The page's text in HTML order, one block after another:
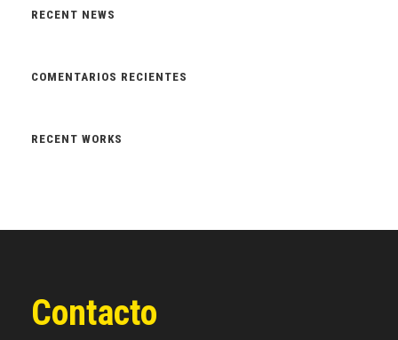
RECENT NEWS
COMENTARIOS RECIENTES
RECENT WORKS
Contacto